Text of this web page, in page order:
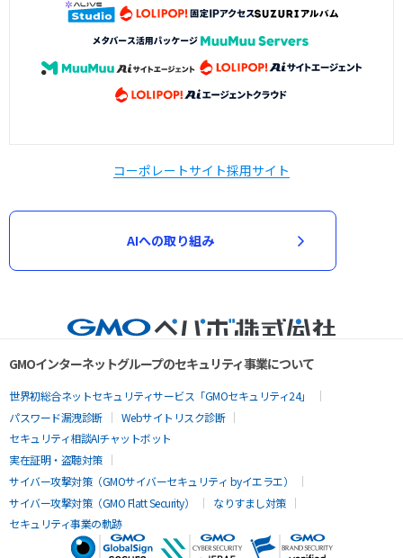
コーポレートサイト採用サイト
AIへの取り組み
GMOインターネットグループのセキュリティ事業について
世界初総合ネットセキュリティサービス「GMOセキュリティ24」
パスワード漏洩診断
Webサイトリスク診断
セキュリティ相談AIチャットボット
実在証明・盗聴対策
サイバー攻撃対策（GMOサイバーセキュリティ byイエラエ）
サイバー攻撃対策（GMO Flatt Security）
なりすまし対策
セキュリティ事業の軌跡